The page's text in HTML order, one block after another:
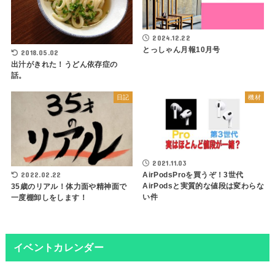
2018.05.02
出汁がきれた！うどん依存症の
話。
2024.12.22
とっしゃん月報10月号
日記
2022.02.22
35歳のリアル！体力面や精神面で
一度棚卸しをします！
機材
2021.11.03
AirPodsProを買うぞ！3世代
AirPodsと実質的な値段は変わらな
い件
イベントカレンダー